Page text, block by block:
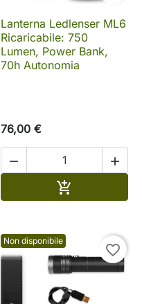
Lanterna Ledlenser ML6
Ricaricabile: 750
Lumen, Power Bank,
70h Autonomia
76,00 €
 

Non disponibile
favorite_border